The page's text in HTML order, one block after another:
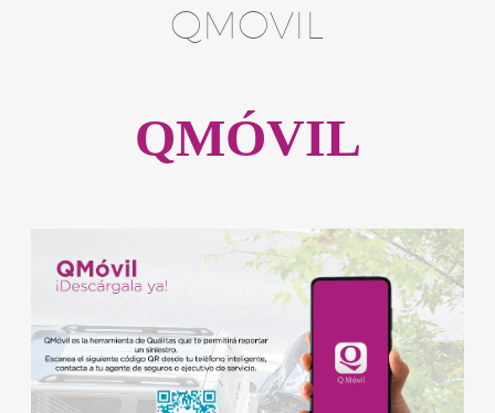
QMOVIL
QMÓVIL